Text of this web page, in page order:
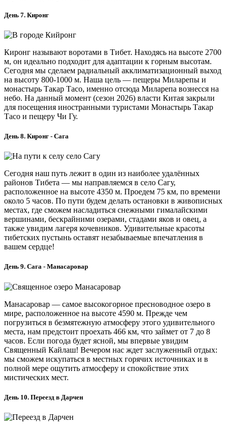
День 7. Киронг
Киронг называют воротами в Тибет. Находясь на высоте 2700
м, он идеально подходит для адаптации к горным высотам.
Сегодня мы сделаем радиальный акклиматизационный выход
на высоту 800-1000 м. Наша цель — пещеры Миларепы и
монастырь Такар Тасо, именно отсюда Миларепа вознесся на
небо. На данный момент (сезон 2026) власти Китая закрыли
для посещения иностранными туристами Монастырь Такар
Тасо и пещеру Чи Гу.
День 8. Киронг - Сага
Сегодня наш путь лежит в один из наиболее удалённых
районов Тибета — мы направляемся в село Сагу,
расположенное на высоте 4350 м. Проедем 75 км, по времени
около 5 часов. По пути будем делать остановки в живописных
местах, где сможем насладиться снежными гималайскими
вершинами, бескрайними озерами, стадами яков и овец, а
также увидим лагеря кочевников. Удивительные красоты
тибетских пустынь оставят незабываемые впечатления в
вашем сердце!
День 9. Сага - Манасаровар
Манасаровар — самое высокогорное пресноводное озеро в
мире, расположенное на высоте 4590 м. Прежде чем
погрузиться в безмятежную атмосферу этого удивительного
места, нам предстоит проехать 466 км, что займет от 7 до 8
часов. Если погода будет ясной, мы впервые увидим
Священный Кайлаш! Вечером нас ждет заслуженный отдых:
мы сможем искупаться в местных горячих источниках и в
полной мере ощутить атмосферу и спокойствие этих
мистических мест.
День 10. Переезд в Дарчен